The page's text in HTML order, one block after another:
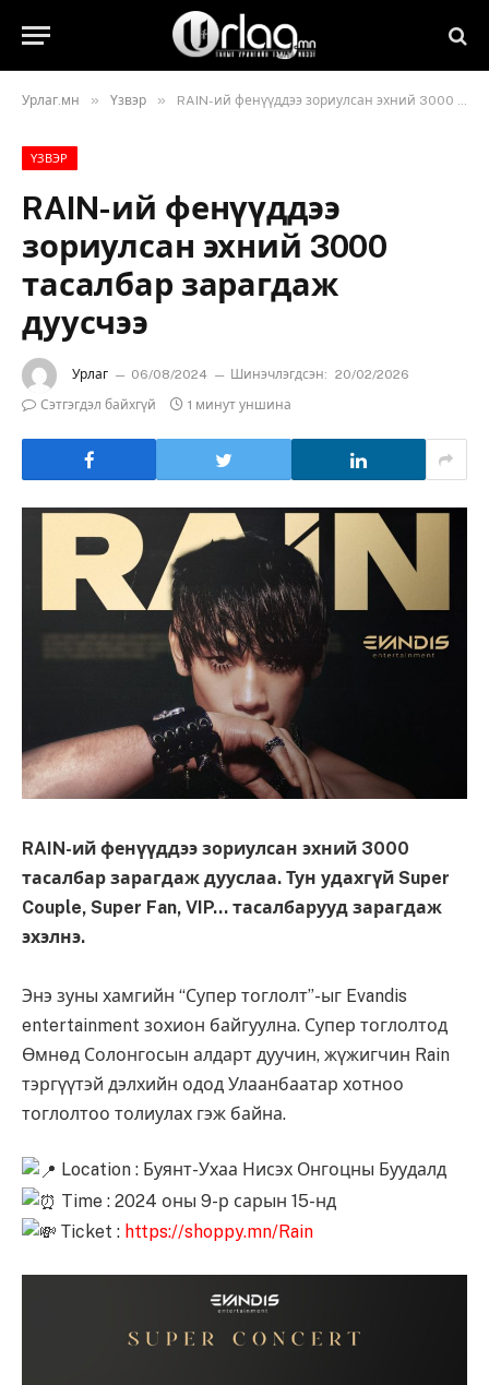
Урлаг.мн » Үзвэр » RAIN-ий фенүүддээ зориулсан эхний 3000 тасалбар зарагдаж дуусчээ
ҮЗВЭР
RAIN-ий фенүүддээ
зориулсан эхний 3000
тасалбар зарагдаж
дуусчээ
Урлаг 06/08/2024 Шинэчлэгдсэн: 20/02/2026
Сэтгэгдэл байхгүй
1 минут уншина
RAIN-ий фенүүддээ зориулсан эхний 3000
тасалбар зарагдаж дууслаа. Тун удахгүй Super
Couple, Super Fan, VIP… тасалбарууд зарагдаж
эхэлнэ.
Энэ зуны хамгийн “Супер тоглолт”-ыг Evandis
entertainment зохион байгуулна. Супер тоглолтод
Өмнөд Солонгосын алдарт дуучин, жүжигчин Rain
тэргүүтэй дэлхийн одод Улаанбаатар хотноо
тоглолтоо толиулах гэж байна.
Location : Буянт-Ухаа Нисэх Онгоцны Буудалд
Time : 2024 оны 9-р сарын 15-нд
Тicket : https://shoppy.mn/Rain